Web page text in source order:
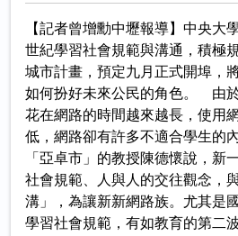
【記者曾增勳中壢報導】中央大
世紀學習社會規範與溝通，積極
城市計畫，預定九月正式開埠，
如何扮好未來公民的角色。 由
花在網路的時間越來越長，使用
低，網路卻有許多不適合學生的
「亞卓市」的教授陳德懷說，新
社會規範、人與人的交往觀念，
溝」，為讓新新網路族。尤其是
學習社會規範，有如教育的第